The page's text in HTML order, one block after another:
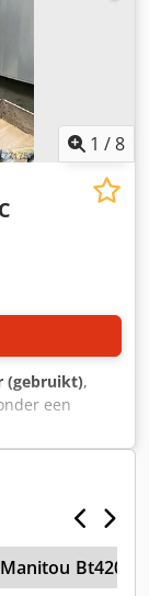
• 3
1 /8
(gebruikt),
een
1)
bouwjaar:
315mm,
voetplaat:
2900mm,
SV, bouwjaar:
Manitou Bt420